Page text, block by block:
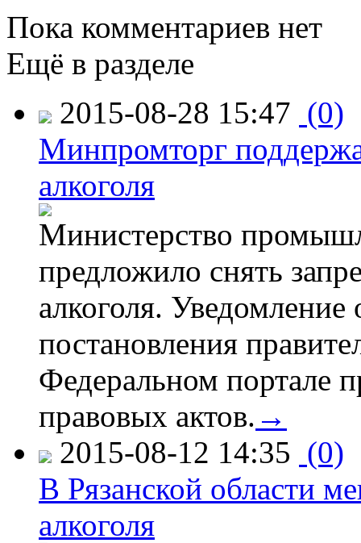
Пока комментариев нет
Ещё в разделе
2015-08-28 15:47 (0)
Минпромторг
алкоголя
Министерство
предложило снять
алкоголя. Уведомление
постановления
Федеральном портале
правовых актов. →
2015-08-12 14:35 (0)
В Рязанской области
алкоголя